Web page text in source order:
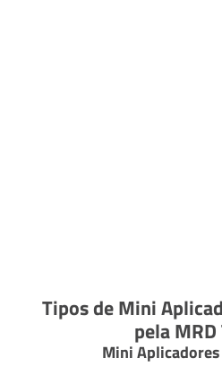
Tipos de Mini
pela
Mini